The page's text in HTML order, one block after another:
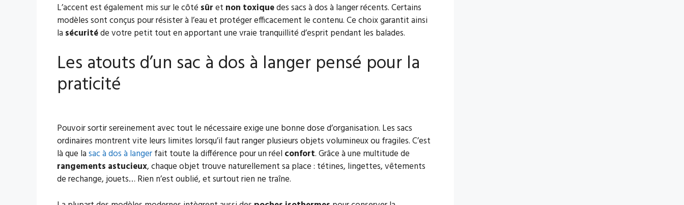
L’accent est également mis sur le côté sûret non toxiquedes sacs à dos à langer récents. Certains
modèles sont conçus pour résister à l’eau et protéger efficacement le contenu. Ce choix garantit ainsi
la sécuritéde votre petit tout en apportant une vraie tranquillité d’esprit pendant les balades.
Les atouts d’un sac à dos à langer pensé pour la
praticité
Pouvoir sortir sereinement avec tout le nécessaire exige une bonne dose d’organisation. Les sacs
ordinaires montrent vite leurs limites lorsqu’il faut ranger plusieurs objets volumineux ou fragiles. C’est
là que lasac à dos à langerfait toute la différence pour un réelconfort. Grâce à une multitude de
rangements astucieux, chaque objet trouve naturellement sa place : tétines, lingettes, vêtements
de rechange, jouets… Rien n’est oublié, et surtout rien ne traîne.